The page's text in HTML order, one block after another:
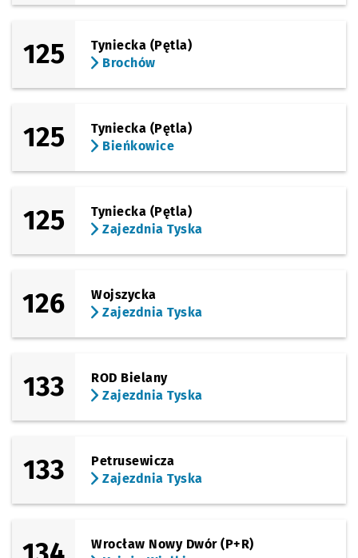
Sosnowiecka Sprawdź
Sosnowiecka
Czas
16'
Brochowska
Zajezdnia Tyska Sprawdź
125
Tyniecka (Pętla)
Brochów
125
Tyniecka (Pętla)
Bieńkowice
125
Tyniecka (Pętla)
Zajezdnia Tyska
126
Wojszycka
Zajezdnia Tyska
133
ROD Bielany
Zajezdnia Tyska
133
Petrusewicza
Zajezdnia Tyska
Wrocław Nowy Dwór (P+R)